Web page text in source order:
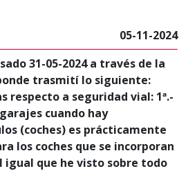
05-11-2024
31-05-2024 a través de la
trasmití lo siguiente:
respecto a seguridad vial: 1ª.-
cuando hay
(coches) es prácticamente
los coches que se incorporan
igual que he visto sobre todo